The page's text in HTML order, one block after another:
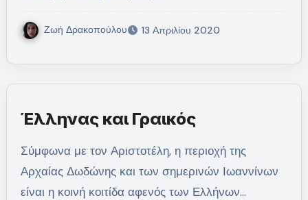
Ζωή Δρακοπούλου 13 Απριλίου 2020
Έλληνας και Γραικός
Σύμφωνα με τον Αριστοτέλη, η περιοχή της
Αρχαίας Δωδώνης και των σημερινών Ιωαννίνων
είναι η κοινή κοιτίδα αφενός των Ελλήνων…